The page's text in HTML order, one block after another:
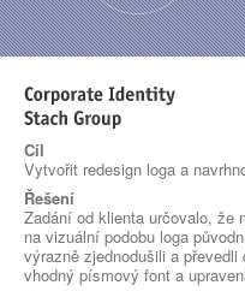
Cíl
Vytvořit redesign loga a
Řešení
Zadání od klienta určovalo, že
na vizuální podobu loga
výrazně zjednodušili a
vhodný písmový font a